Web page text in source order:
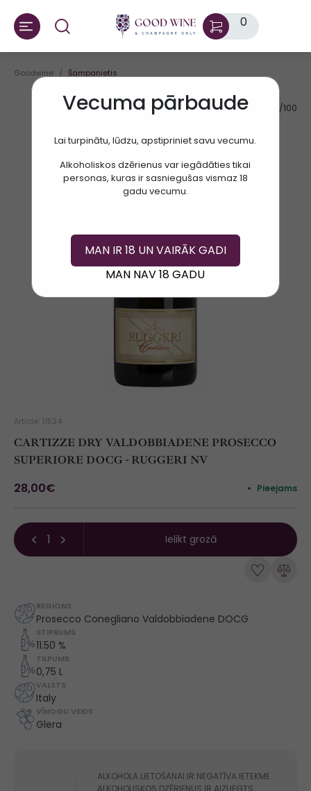
0
Vecuma pārbaude
Lai turpinātu, lūdzu, apstipriniet savu vecumu.
Alkoholiskos dzērienus var iegādāties tikai
personas, kuras ir sasniegušas vismaz 18
gadu vecumu.
MAN IR 18 UN VAIRĀK GADI
MAN NAV 18 GADU
Goodwine Šampanietis
AV.RATE: 88/100
Article: 11524
CARTIZZE DRY VALDOBBIADENE PROSECCO
SUPERIORE DOCG - RUGGERI NV
28,00€ Pieejams
Ielikt grozā
REGIONS
Prosecco Conegliano Valdobbiadene DOCG
STIPRUMS
11.50 %
TILPUMS
0,75 L
VALSTS
Italy
VĪNOGU VEIDS
Glera
ALKOHOLA LIETOŠANAI IR NEGATĪVA IETEKME.
ALKOHOLISKOS DZĒRIENUS IR AIZLIEGTS